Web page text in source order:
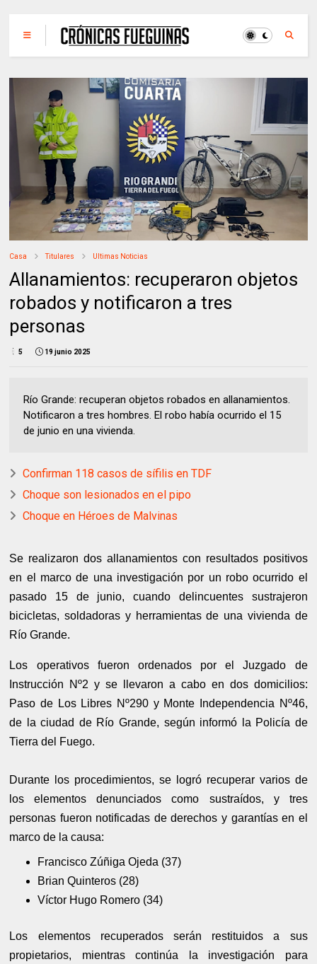
Casa Titulares Ultimas Noticias
Allanamientos: recuperaron objetos
robados y notificaron a tres
personas
5 19 junio 2025
Río Grande: recuperan objetos robados en allanamientos.
Notificaron a tres hombres. El robo había ocurrido el 15
de junio en una vivienda.
Confirman 118 casos de sífilis en TDF
Choque son lesionados en el pipo
Choque en Héroes de Malvinas
Se realizaron dos allanamientos con resultados positivos
en el marco de una investigación por un robo ocurrido el
pasado 15 de junio, cuando delincuentes sustrajeron
bicicletas, soldadoras y herramientas de una vivienda de
Río Grande.
Los operativos fueron ordenados por el Juzgado de
Instrucción Nº2 y se llevaron a cabo en dos domicilios:
Paso de Los Libres Nº290 y Monte Independencia Nº46,
de la ciudad de Río Grande, según informó la Policía de
Tierra del Fuego.
Durante los procedimientos, se logró recuperar varios de
los elementos denunciados como sustraídos, y tres
personas fueron notificadas de derechos y garantías en el
marco de la causa:
Francisco Zúñiga Ojeda (37)
Brian Quinteros (28)
Víctor Hugo Romero (34)
Los elementos recuperados serán restituidos a sus
propietarios, mientras continúa la investigación para